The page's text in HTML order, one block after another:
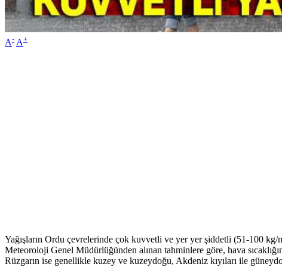
A- A+
Yağışların Ordu çevrelerinde çok kuvvetli ve yer yer şiddetli (51-100 kg/
Meteoroloji Genel Müdürlüğünden alınan tahminlere göre, hava
Rüzgarın ise genellikle kuzey ve kuzeydoğu, Akdeniz kıyıları ile